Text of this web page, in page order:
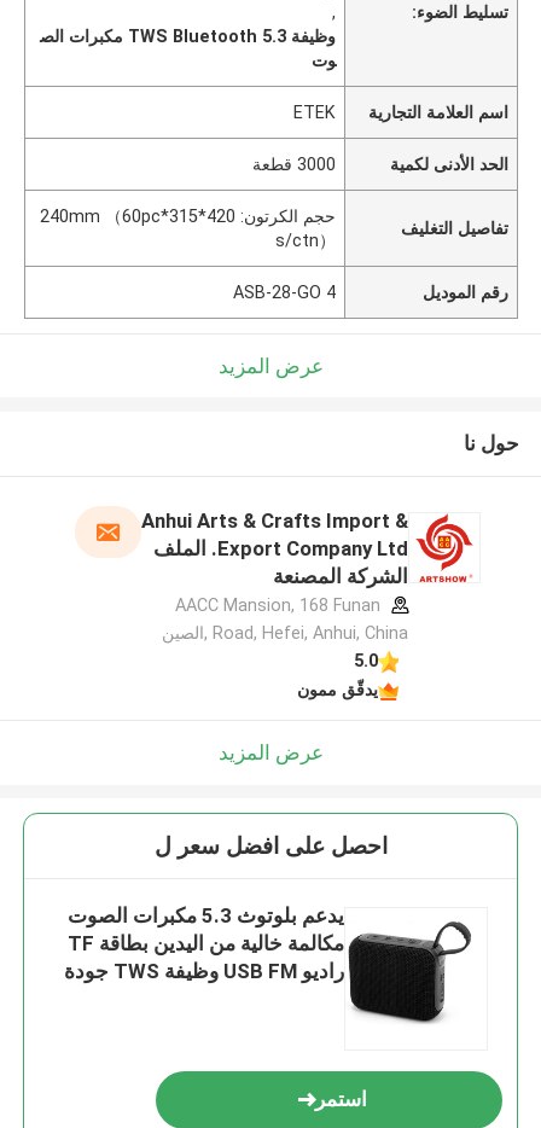
تسليط الضوء:
,
وظيفة TWS Bluetooth 5.3 مكبرات الص
وت
اسم العلامة التجارية ETEK
الحد الأدنى لكمية 3000 قطعة
تفاصيل التغليف
حجم الكرتون: 420*315*240mm （60pc
s/ctn）
رقم الموديل ASB-28-GO 4
عرض المزيد
حول نا
Anhui Arts & Crafts Import &
Export Company Ltd. الملف
الشركة المصنعة
AACC Mansion, 168 Funan
Road, Hefei, Anhui, China ,الصين
5.0
يدقّق ممون
عرض المزيد
احصل على افضل سعر ل
يدعم بلوتوث 5.3 مكبرات الصوت
مكالمة خالية من اليدين بطاقة TF
راديو USB FM وظيفة TWS جودة
استمر